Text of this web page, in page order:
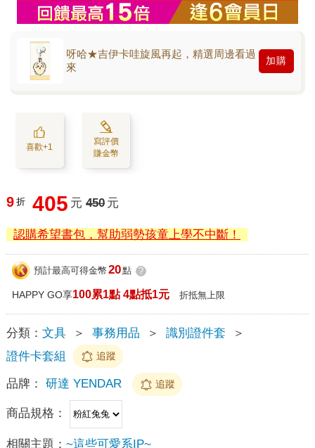
呀哈★吉伊卡哇旋風再起，精選周邊看過
來
加購
喜歡+1
寫評價
賺金幣
9 折 405 元 450 元
認購希望書包，幫助弱勢孩童上學不中斷！
預計最高可得金幣 20點 ?
HAPPY GO享100累1點 4點抵1元 折抵無上限
分類： 文具 ＞ 事務用品 ＞ 識別證件套
＞
證件卡套組
追蹤
品牌： 研達 YENDAR 追蹤
商品規格：
相關主題： ~這些可愛系IP~